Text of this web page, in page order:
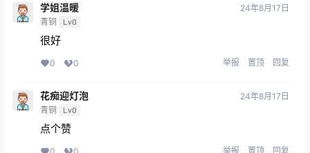
学姐温暖
青铜 Lv0
24年8月17日
很好
0 0 举报 置顶 回复
花痴迎灯泡
青铜 Lv0
24年8月17日
点个赞
举报 置顶 回复